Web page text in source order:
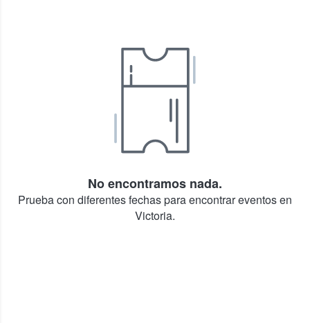
No encontramos nada.
Prueba con diferentes fechas para encontrar eventos en
Victoria.